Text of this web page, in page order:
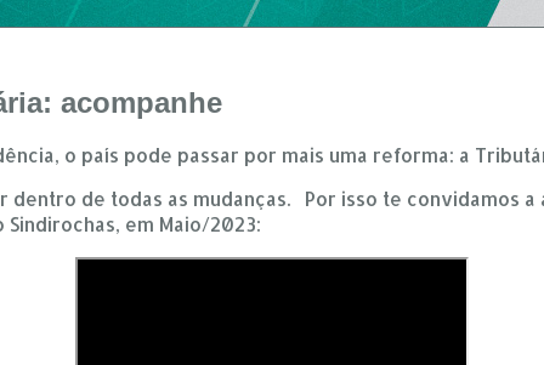
acompanhe
o país pode passar por mais uma reforma: a
dentro de todas as mudanças. Por isso te convidamos
em Maio/2023: